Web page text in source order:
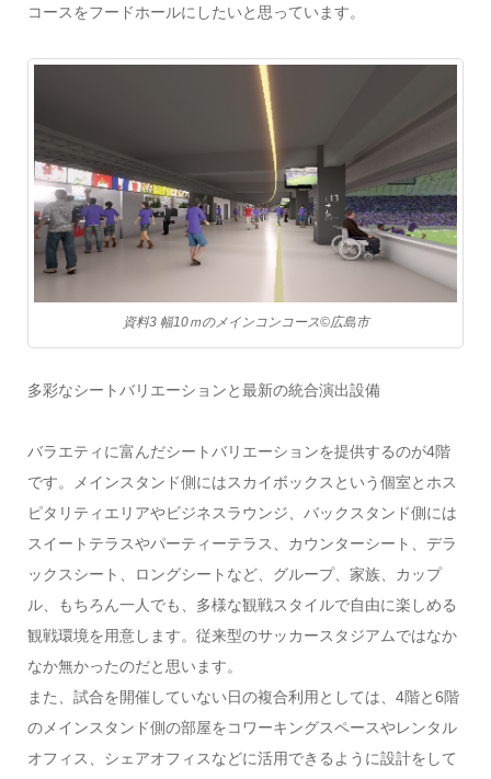
コースをフードホールにしたいと思っています。
資料3 幅10ｍのメインコンコース©️広島市
多彩なシートバリエーションと最新の統合演出設備
バラエティに富んだシートバリエーションを提供するのが4階
です。メインスタンド側にはスカイボックスという個室とホス
ピタリティエリアやビジネスラウンジ、バックスタンド側には
スイートテラスやパーティーテラス、カウンターシート、デラ
ックスシート、ロングシートなど、グループ、家族、カップ
ル、もちろん一人でも、多様な観戦スタイルで自由に楽しめる
観戦環境を用意します。従来型のサッカースタジアムではなか
なか無かったのだと思います。
また、試合を開催していない日の複合利用としては、4階と6階
のメインスタンド側の部屋をコワーキングスペースやレンタル
オフィス、シェアオフィスなどに活用できるように設計をして